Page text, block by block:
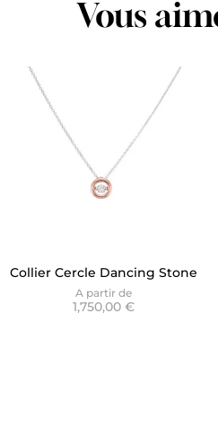
Vous
Collier Cercle Dancing Stone
Rose Gold - Only Diamond
A partir de
1,750,00 €